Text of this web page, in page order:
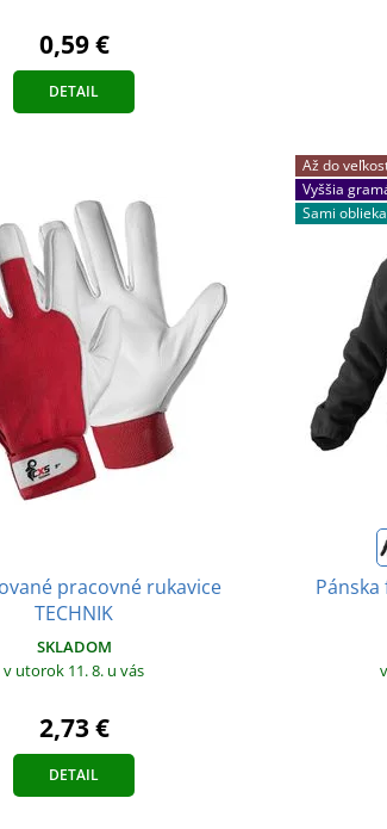
0,59 €
DETAIL
pracovné rukavice
TECHNIK
SKLADOM
v utorok 11. 8. u vás
2,73 €
DETAIL
Až do
Vyššia
Sami
Pánska